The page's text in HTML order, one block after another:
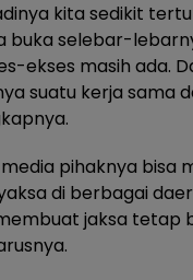
kita sedikit
buka selebar-
ekses masih ada.
suatu kerja sama
pihaknya bisa
di berbagai
jaksa tetap